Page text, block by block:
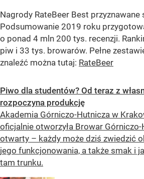
Nagrody RateBeer Best
Podsumowanie 2019 roku
o ponad 4 mln 200 tys. recenzji.
piw i 33 tys. browarów. Pełne
znaleźć można tutaj: RateBeer
Piwo dla studentów? Od teraz z
rozpoczyna produkcję
Akademia Górniczo-Hutnicza w
oficjalnie otworzyła Browar Górniczo-
otwarty – każdy może dziś zwiedzić
jego funkcjonowania, a także smak i
tam trunku.